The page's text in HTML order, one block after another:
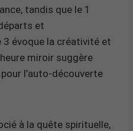
tandis que le 1
et
3 évoque la créativité et
miroir suggère
l’auto-découverte
à la quête spirituelle,